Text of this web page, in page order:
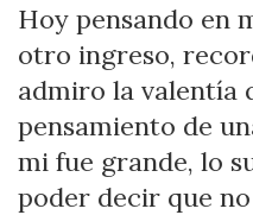
Hoy pensando en
otro ingreso,
admiro la valentía
pensamiento de
mi fue grande, lo
poder decir que